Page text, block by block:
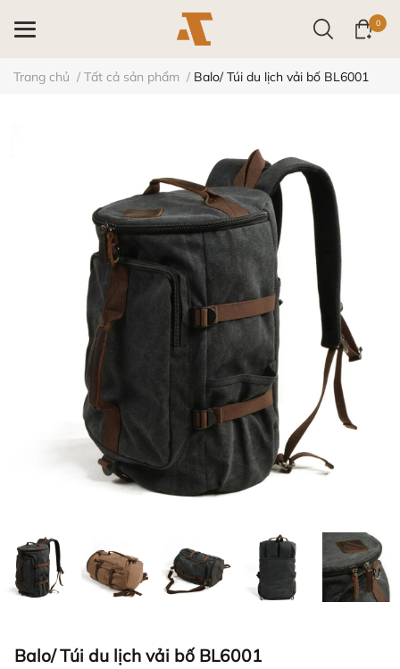
0
Trang chủ / Tất cả sản phẩm / Balo/ Túi du lịch vải bố BL6001
Balo/ Túi du lịch vải bố BL6001